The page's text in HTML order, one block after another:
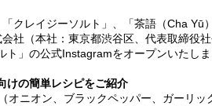
クレイジーソルト」、「茶語（Cha Yū
社（本社：東京都渋谷区、代表取締役
」の公式Instagramをオープンいたしま
けの簡単レシピをご紹介
オニオン、ブラックペッパー、ガーリッ